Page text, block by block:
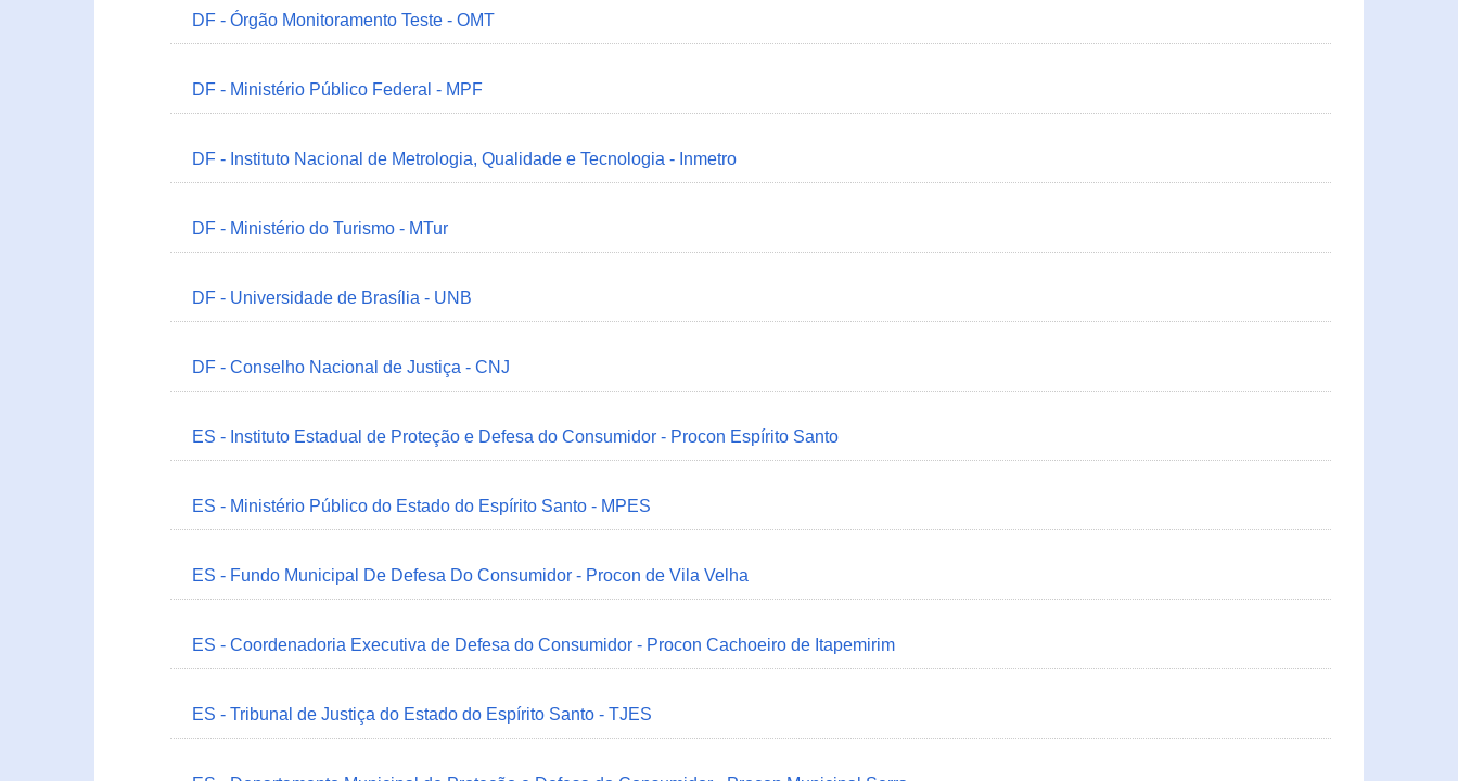
DF - Órgão Monitoramento Teste - OMT
DF - Ministério Público Federal - MPF
DF - Instituto Nacional de Metrologia, Qualidade e Tecnologia - Inmetro
DF - Ministério do Turismo - MTur
DF - Universidade de Brasília - UNB
DF - Conselho Nacional de Justiça - CNJ
ES - Instituto Estadual de Proteção e Defesa do Consumidor - Procon Espírito Santo
ES - Ministério Público do Estado do Espírito Santo - MPES
ES - Fundo Municipal De Defesa Do Consumidor - Procon de Vila Velha
ES - Coordenadoria Executiva de Defesa do Consumidor - Procon Cachoeiro de Itapemirim
ES - Tribunal de Justiça do Estado do Espírito Santo - TJES